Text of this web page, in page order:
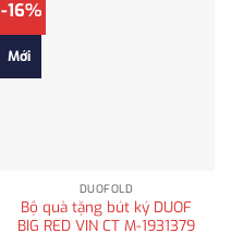
-16%
Mới
DUOFOLD
Bộ quà tặng bút ký DUOF
BIG RED VIN CT M-1931379